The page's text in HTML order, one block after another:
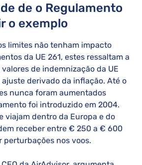
de o Regulamento
o exemplo
limites não tenham impacto
da UE 261, estes ressaltam a
de indemnização da UE
derivado da inflação. Até o
nunca foram aumentados
foi introduzido em 2004.
viajam dentro da Europa e do
receber entre € 250 a € 600
perturbações nos voos.